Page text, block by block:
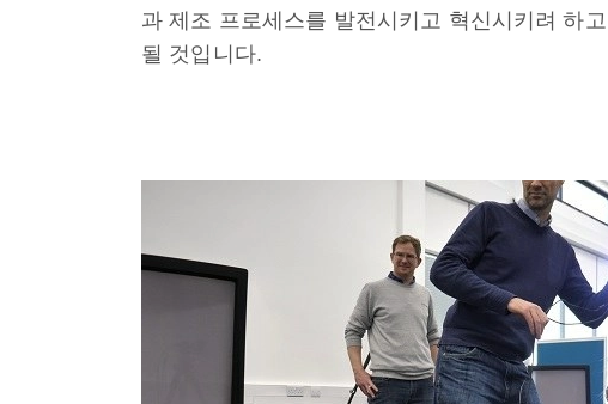
과 제조 프로세스를 발전시키고 혁신시키려 하
될 것입니다.